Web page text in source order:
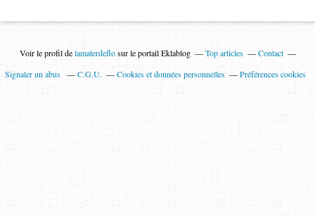
Voir le profil delamaterdeflosur le portail Eklablog Top articles
Contact
Signaler un abus
C.G.U. Cookies et données personnelles Préférences cookies